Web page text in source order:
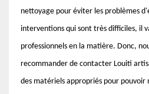
nettoyage pour éviter les problèmes
interventions qui sont très difficiles, il
professionnels en la matière. Donc,
recommander de contacter Louiti
des matériels appropriés pour pouvoir